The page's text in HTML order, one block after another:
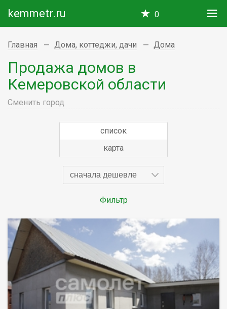
kemmetr.ru 0
Главная Дома, коттеджи, дачи Дома
Продажа домов в
Кемеровской области
Сменить город
список
карта
сначала дешевле
Фильтр